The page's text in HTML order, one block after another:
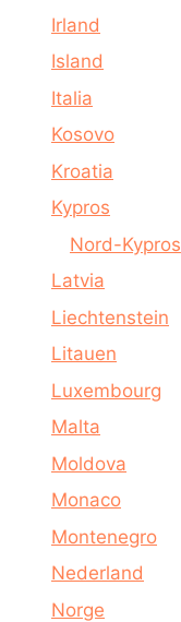
Irland
Island
Italia
Kosovo
Kroatia
Kypros
Nord-Kypros
Latvia
Liechtenstein
Litauen
Luxembourg
Malta
Moldova
Monaco
Montenegro
Nederland
Norge